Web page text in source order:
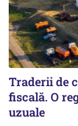
Traderii de
fiscală. O
uzuale